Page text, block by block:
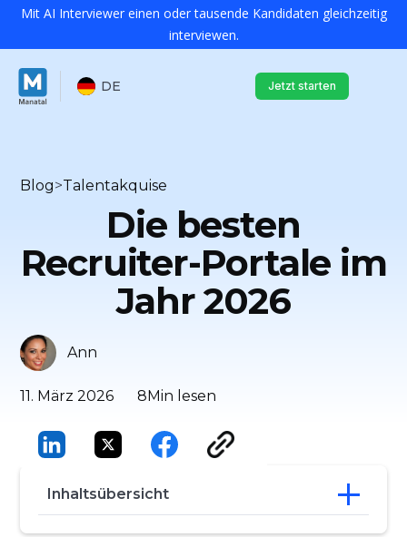
Mit AI Interviewer einen oder tausende Kandidaten gleichzeitig
interviewen.
DE Jetzt starten
Blog>Talentakquise
Die besten
Recruiter-Portale im
Jahr 2026
11. März 2026 8Min lesen
Ann
Inhaltsübersicht